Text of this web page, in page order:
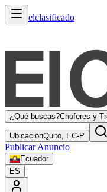
elclasificado
¿Qué buscas?Choferes y
UbicaciónQuito, EC-P
Publicar Anuncio
Ecuador
ES